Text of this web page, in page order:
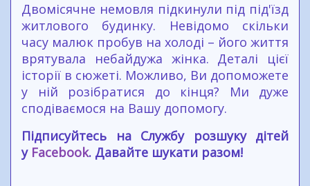
Двомісячне немовля підкинули під під'їзд
житлового будинку. Невідомо скільки
часу малюк пробув на холоді – його життя
врятувала небайдужа жінка. Деталі цієї
історії в сюжеті. Можливо, Ви допоможете
у ній розібратися до кінця? Ми дуже
сподіваємося на Вашу допомогу.
Підписуйтесь на Службу розшуку дітей
у Facebook. Давайте шукати разом!